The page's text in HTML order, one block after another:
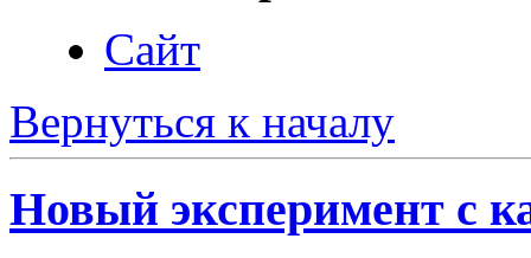
Сайт
Вернуться к началу
Новый эксперимент с